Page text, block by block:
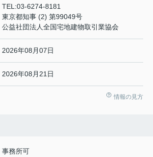
TEL:03-6274-8181
東京都知事 (2) 第99049号
公益社団法人全国宅地建物取引業協会
2026年08月07日
2026年08月21日
情報の見方
事務所可